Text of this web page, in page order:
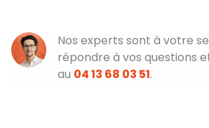
Nos experts sont à votre
répondre à vos questions
au 04 13 68 03 51.